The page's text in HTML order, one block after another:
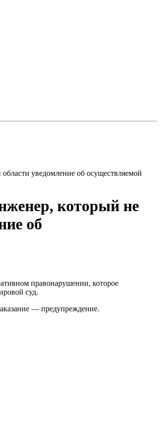
уведомление об осуществляемой
который не
об
правонарушении, которое
суд.
— предупреждение.